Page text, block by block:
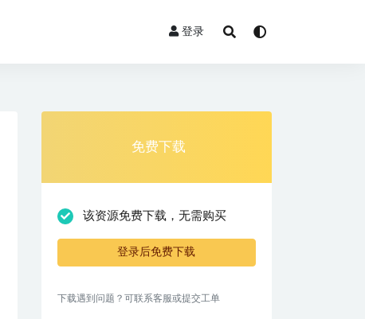
登录
免费下载
该资源免费下载，无需购买
登录后免费下载
下载遇到问题？可联系客服或提交工单